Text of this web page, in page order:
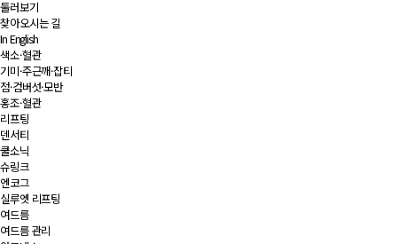
둘러보기
찾아오시는 길
In English
색소·혈관
기미·주근깨·잡티
점·검버섯·모반
홍조·혈관
리프팅
덴서티
쿨소닉
슈링크
엔코그
실루엣 리프팅
여드름
여드름 관리